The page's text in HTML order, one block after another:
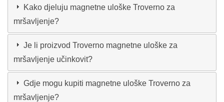
Kako djeluju magnetne uloške Troverno za
mršavljenje?
Je li proizvod Troverno magnetne uloške za
mršavljenje učinkovit?
Gdje mogu kupiti magnetne uloške Troverno za
mršavljenje?